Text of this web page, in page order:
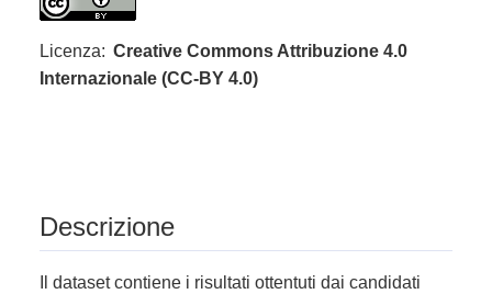
Licenza: Creative Commons Attribuzione 4.0
Internazionale (CC-BY 4.0)
Descrizione
Il dataset contiene i risultati ottentuti dai candidati